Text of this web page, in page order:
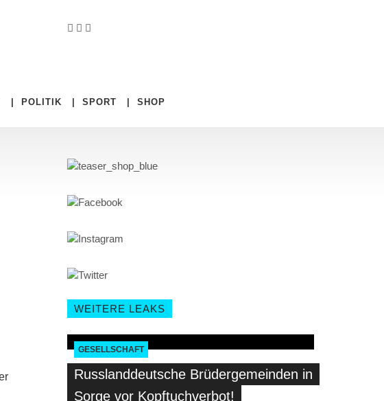
POLITIK SPORT SHOP
WEITERE LEAKS
GESELLSCHAFT
Russlanddeutsche Brüdergemeinden in
Sorge vor Kopftuchverbot!